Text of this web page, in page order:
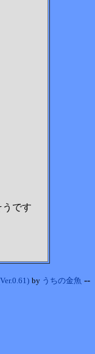
です
by うちの金魚 --